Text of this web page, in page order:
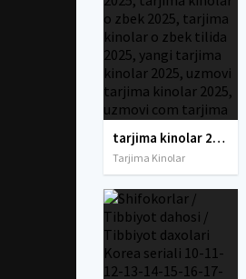
tarjima kinolar 2025, uzbek tarjima kinolar 2025, tarjima kinolar uzbek tilida 2025, tarjima kinolar o zbek 2025, tarjima kinolar o zbek tilida 2025, yangi tarjima kinolar 2025, uzmovi tarjima kinolar 2025, uzmovi com tarjima kinolar 2025, uzbekcha t
Tarjima Kinolar